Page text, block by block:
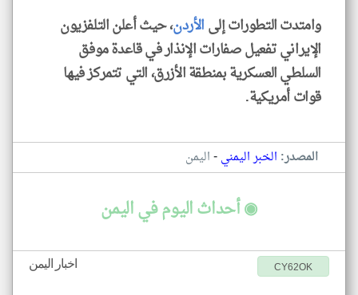
وامتدت التطورات إلىالأردن، حيث أعلن التلفزيون
الإيراني تفعيل صفارات الإنذار في قاعدة موفق
السلطي العسكرية بمنطقة الأزرق، التي تتمركز فيها
قوات أمريكية.
المصدر: الخبر اليمني-اليمن
◉ أحداث اليوم في اليمن
اخبار اليمن CY62OK